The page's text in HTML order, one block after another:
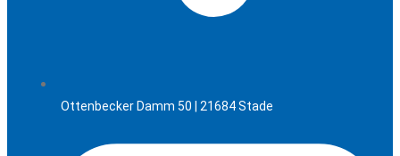
Ottenbecker Damm 50 | 21684 Stade